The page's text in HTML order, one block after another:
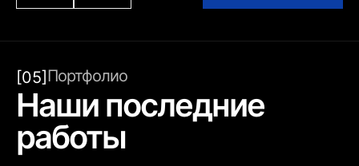
[05]Портфолио
Наши последние
работы